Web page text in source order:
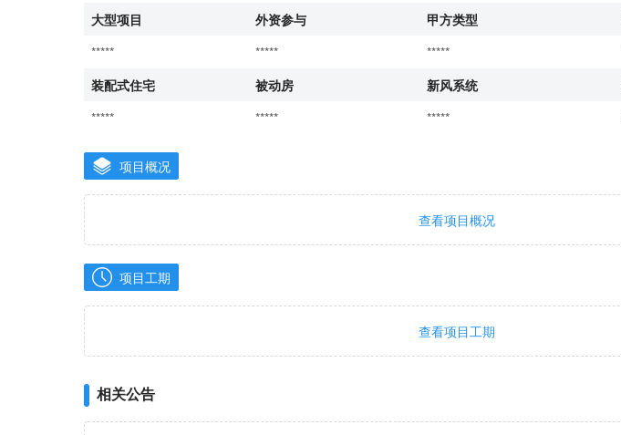
大型项目
外资参与 甲方类型
*****
***** *****
装配式住宅
被动房 新风系统
*****
***** *****
项目概况
查看项目概况
项目工期
查看项目工期
相关公告